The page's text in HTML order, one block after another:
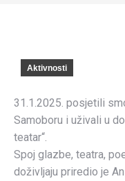
Aktivnosti
31.1.2025. posjetili
Samoboru i uživali u
teatar“.
Spoj glazbe, teatra,
doživljaju priredio je